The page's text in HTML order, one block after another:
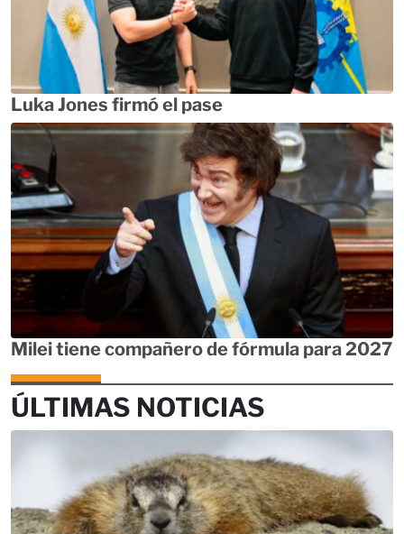
Luka Jones firmó el pase
Milei tiene compañero de fórmula para 2027
ÚLTIMAS NOTICIAS